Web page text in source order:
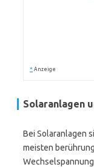
* Anzeige
Solaranlagen
Bei Solaranlagen
meisten